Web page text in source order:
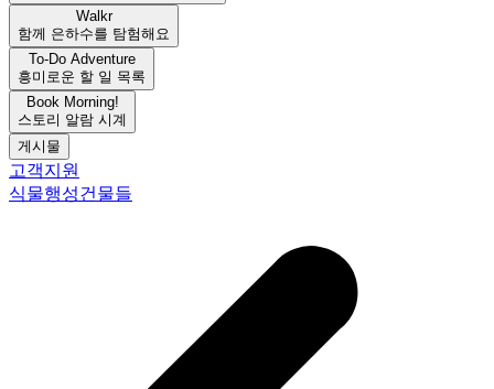
Walkr
함께 은하수를 탐험해요
To-Do Adventure
흥미로운 할 일 목록
Book Morning!
스토리 알람 시계
게시물
고객지원
식물행성건물들